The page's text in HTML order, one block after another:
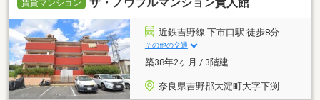
賃貸マンション
近鉄吉野線 下市口駅 徒歩8分
その他の交通
築38年2ヶ月 / 3階建
奈良県吉野郡大淀町大字下渕